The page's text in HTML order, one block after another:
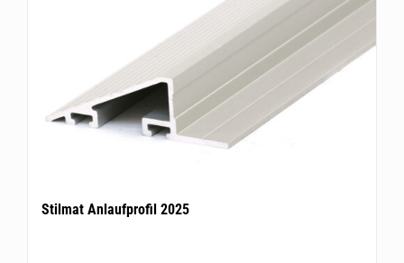
Stilmat Anlaufprofil 2025